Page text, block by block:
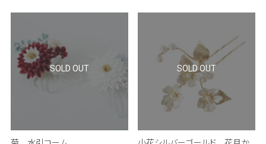
SOLD OUT SOLD OUT